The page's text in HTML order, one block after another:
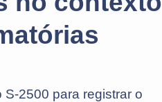
2500 para registrar o